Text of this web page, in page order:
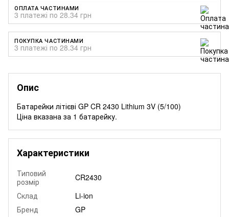
ОПЛАТА ЧАСТИНАМИ
3 платежі по 28.34 грн
ПОКУПКА ЧАСТИНАМИ
3 платежі по 28.34 грн
Опис
Батарейки літієві GP CR 2430 Lithium 3V (5/100)
Ціна вказана за 1 батарейку.
Характеристики
Типовий
розмір
CR2430
Склад
Li-ion
Бренд
GP